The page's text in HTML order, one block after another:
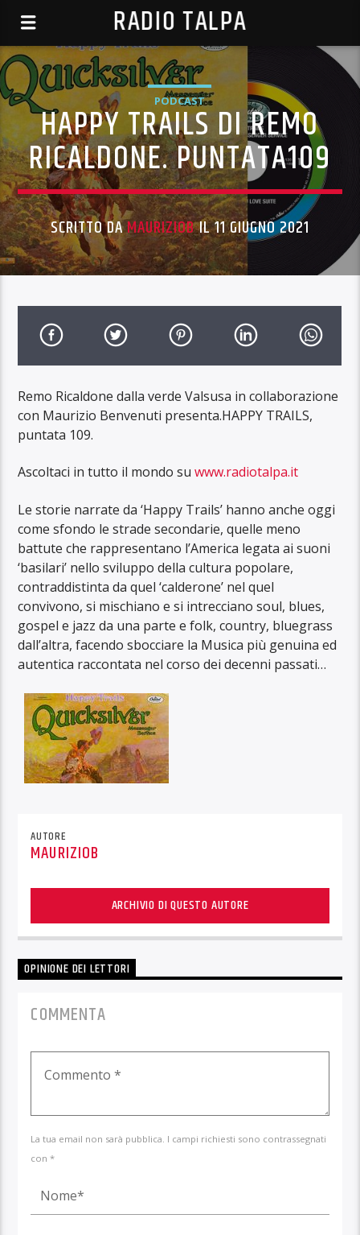
RADIO TALPA
PODCAST
HAPPY TRAILS DI REMO
RICALDONE. PUNTATA109
SCRITTO DAMAURIZIOBIL 11 GIUGNO 2021
Remo Ricaldone dalla verde Valsusa in collaborazione
con Maurizio Benvenuti presenta.HAPPY TRAILS,
puntata 109.
Ascoltaci in tutto il mondo suwww.radiotalpa.it
Le storie narrate da ‘Happy Trails’ hanno anche oggi
come sfondo le strade secondarie, quelle meno
battute che rappresentano l’America legata ai suoni
‘basilari’ nello sviluppo della cultura popolare,
contraddistinta da quel ‘calderone’ nel quel
convivono, si mischiano e si intrecciano soul, blues,
gospel e jazz da una parte e folk, country, bluegrass
dall’altra, facendo sbocciare la Musica più genuina ed
autentica raccontata nel corso dei decenni passati…
AUTORE
MAURIZIOB
ARCHIVIO DI QUESTO AUTORE
OPINIONE DEI LETTORI
COMMENTA
La tua email non sarà pubblica. I campi richiesti sono contrassegnati
con *